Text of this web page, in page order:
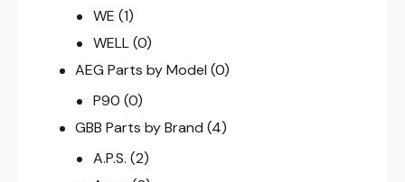
WE (1)
WELL (0)
AEG Parts by Model (0)
P90 (0)
GBB Parts by Brand (4)
A.P.S. (2)